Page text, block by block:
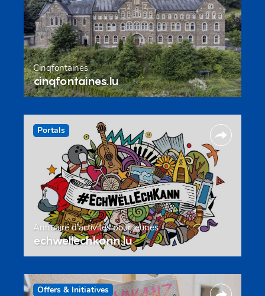
Cinqfontaines
cinqfontaines.lu
Portals
Annuaire d’activités pour jeunes
echwellechkann.lu
Offers & Initiatives